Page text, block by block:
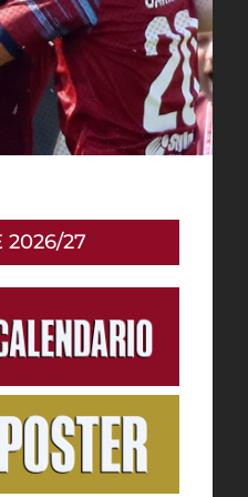
2026/27